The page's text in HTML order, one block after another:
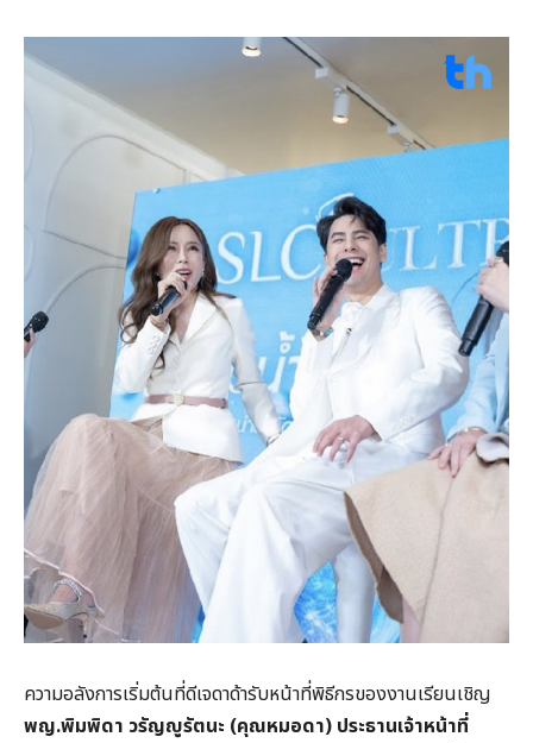
ความอลังการเริ่มต้นที่ดีเจดาด้ารับหน้าที่พิธีกรของงานเรียนเชิญ
พญ.พิมพิดา วรัญญูรัตนะ (คุณหมอดา) ประธานเจ้าหน้าที่